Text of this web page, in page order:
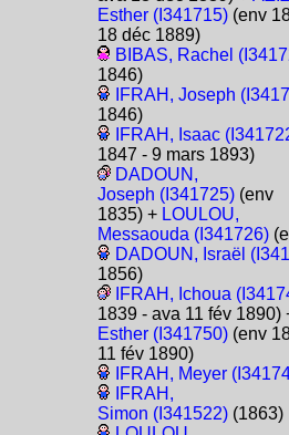
Esther (I341715) (env
18 déc 1889)
BIBAS, Rachel
1846)
IFRAH, Joseph
1846)
IFRAH, Isaac
1847 - 9 mars 1893)
DADOUN,
Joseph (I341725) (env
1835) + LOULOU,
Messaouda (I341726)
DADOUN, Israël
1856)
IFRAH, Ichoua
1839 - ava 11 fév 1890)
Esther (I341750) (env
11 fév 1890)
IFRAH, Meyer
IFRAH,
Simon (I341522) (1863)